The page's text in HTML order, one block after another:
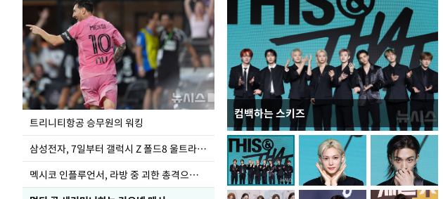
트리니티항공 승무원의 워킹
삼성전자, 7일부터 갤럭시 Z 폴드8 울트라·폴드8·플립8 출시
멕시코 인플루언서, 라방 중 괴한 총격으로 사망
컴백하는 스키즈
입추 하루 앞둔 전남광주… 열화상 카메라에 담긴
폭염